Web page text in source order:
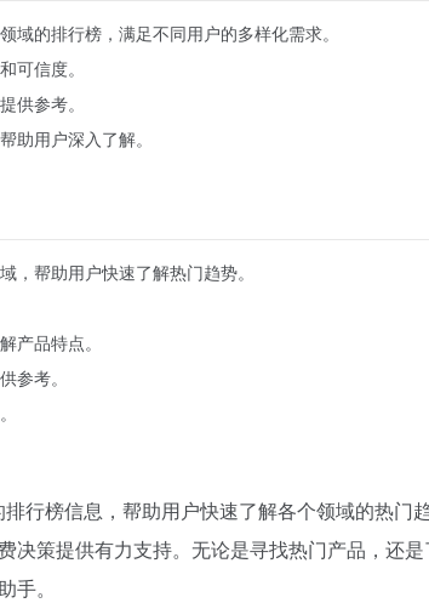
的排行榜，满足不同用户的多样化需求。
可信度。
供参考。
助用户深入了解。
，帮助用户快速了解热门趋势。
产品特点。
参考。
行榜信息，帮助用户快速了解各个领域的热门
策提供有力支持。无论是寻找热门产品，还
。